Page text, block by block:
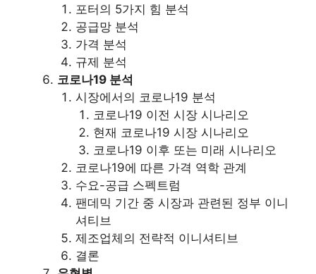
포터의 5가지 힘 분석
공급망 분석
가격 분석
규제 분석
코로나19 분석
시장에서의 코로나19 분석
코로나19 이전 시장 시나리오
현재 코로나19 시장 시나리오
코로나19 이후 또는 미래 시나리오
코로나19에 따른 가격 역학 관계
수요-공급 스펙트럼
팬데믹 기간 중 시장과 관련된 정부 이니
셔티브
제조업체의 전략적 이니셔티브
결론